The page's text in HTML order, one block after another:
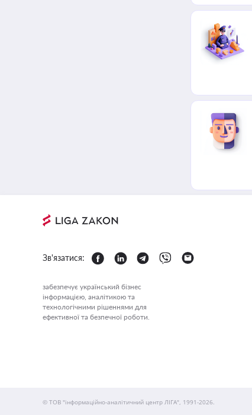
Зв'язатися:
забезпечує український бізнес
інформацією, аналітикою та
технологічними рішеннями для
ефективної та безпечної роботи.
© ТОВ "інформаційно-аналітичний центр ЛІГА", 1991-2026.